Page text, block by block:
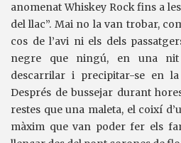
anomenat Whiskey Rock fins a
del llac”. Mai no la van trobar,
cos de l’avi ni els dels
negre que ningú, en una
descarrilar i precipitar-se en
Després de bussejar durant
restes que una maleta, el coixí
màxim que van poder fer els